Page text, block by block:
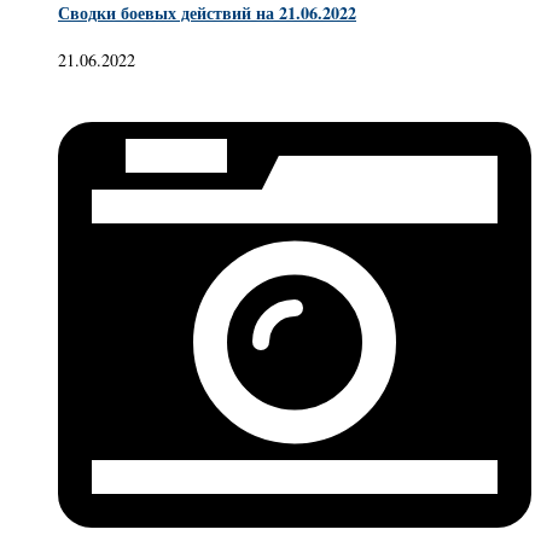
Сводки боевых действий на 21.06.2022
21.06.2022